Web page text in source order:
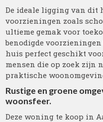
De ideale ligging van dit
voorzieningen zoals
ultieme gemak voor
benodigde
huis perfect geschikt
mensen die op zoek zijn
praktische
Rustige en groene
woonsfeer.
Deze woning te koop in